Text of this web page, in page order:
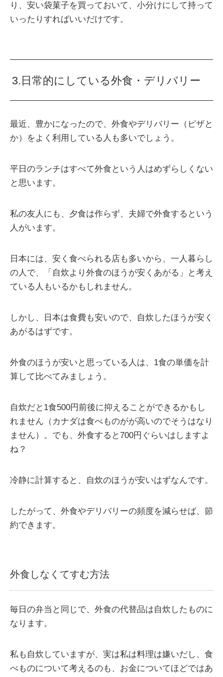
り、安い袋菓子を買っておいて、小分けにして持って
いったりすればいいだけです。
3.日常的にしている外食・デリバリー
最近、豊かになったので、外食やデリバリー（ピザと
か）をよく利用している人も多いでしょう。
平日のランチはすべて外食という人はめずらしくない
と思います。
私の友人にも、夕食は作らず、夫婦で外食するという
人がいます。
日本には、安く食べられる店も多いから、一人暮らし
の人で、「自炊より外食のほうが安くあがる」と考え
ている人もいるかもしれません。
しかし、日本は食費も安いので、自炊したほうが安く
あがるはずです。
外食のほうが安いと思っている人は、1食の単価を計
算して比べてみましょう。
自炊だと1食500円前後に抑えることができるかもし
れません（カナダは食べものがが高いのでそうはなり
ません）。でも、外食すると700円ぐらいはしますよ
ね？
冷静に計算すると、自炊のほうが安いはずなんです。
したがって、外食やデリバリーの頻度を減らせば、節
約できます。
外食しなくてすむ方法
毎日の弁当と同じで、外食の代替品は自炊したものに
なります。
私も自炊していますが、実は私は料理は嫌いだし、食
べものについて考えるのも、お金についてほどではあ